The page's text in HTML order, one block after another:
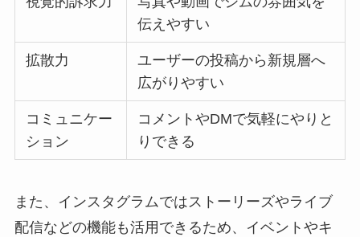
伝えやすい
拡散力
ユーザーの投稿から新規層へ
広がりやすい
コミュニケー
ション
コメントやDMで気軽にやりと
りできる
また、インスタグラムではストーリーズやライブ
配信などの機能も活用できるため、イベントやキ